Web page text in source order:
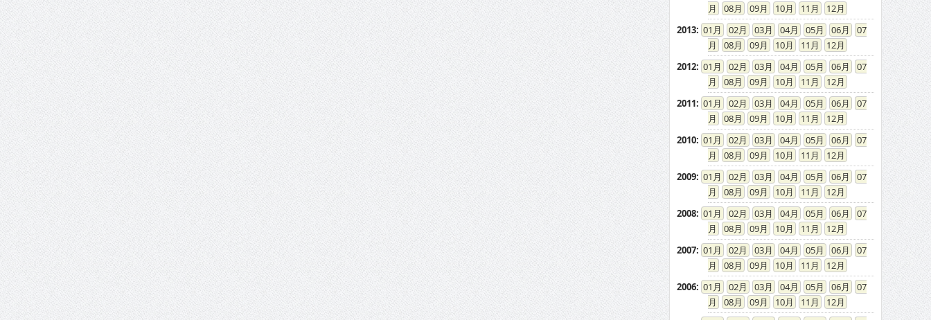
08
09 10 11
12
2013: 01 02 03 04 05 06
07
08
09 10 11
12
2012: 01 02 03 04 05 06
07
08
09 10 11
12
2011: 01 02 03 04 05 06
07
08
09 10 11
12
2010: 01 02 03 04 05 06
07
08
09 10 11
12
2009: 01 02 03 04 05 06
07
08
09 10 11
12
2008: 01 02 03 04 05 06
07
08
09 10 11
12
2007: 01 02 03 04 05 06
07
08
09 10 11
12
2006: 01 02 03 04 05 06
07
08
09 10 11
12